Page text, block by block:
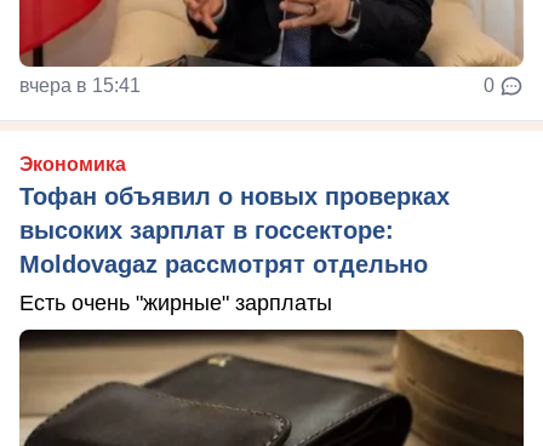
вчера в 15:41 0
Экономика
Тофан объявил о новых проверках
высоких зарплат в госсекторе:
Moldovagaz рассмотрят отдельно
Есть очень "жирные" зарплаты